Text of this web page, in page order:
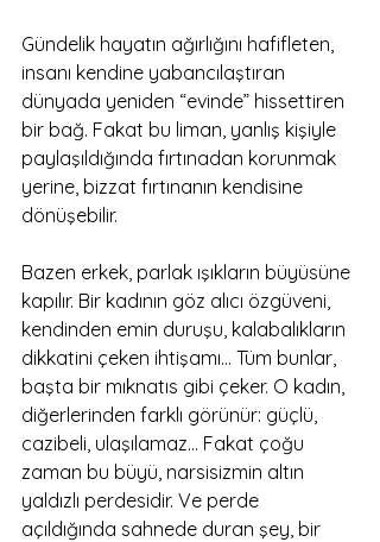
Gündelik hayatın ağırlığını hafifleten,
insanı kendine yabancılaştıran
dünyada yeniden “evinde” hissettiren
bir bağ. Fakat bu liman, yanlış kişiyle
paylaşıldığında fırtınadan korunmak
yerine, bizzat fırtınanın kendisine
dönüşebilir.
Bazen erkek, parlak ışıkların büyüsüne
kapılır. Bir kadının göz alıcı özgüveni,
kendinden emin duruşu, kalabalıkların
dikkatini çeken ihtişamı… Tüm bunlar,
başta bir mıknatıs gibi çeker. O kadın,
diğerlerinden farklı görünür: güçlü,
cazibeli, ulaşılamaz… Fakat çoğu
zaman bu büyü, narsisizmin altın
yaldızlı perdesidir. Ve perde
açıldığında sahnede duran şey, bir